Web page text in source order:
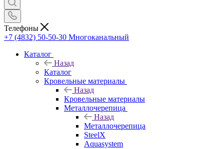
Телефоны
+7 (4832) 50-50-30 Многоканальный
Каталог
Назад
Каталог
Кровельные материалы
Назад
Кровельные материалы
Металлочерепица
Назад
Металлочерепица
SteelX
Aquasystem